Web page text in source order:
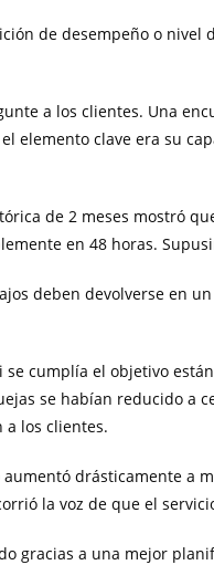
de desempeño o
a los clientes. Una
elemento clave era su
de 2 meses mostró
en 48 horas.
deben devolverse en
cumplía el objetivo
se habían reducido a
a los clientes.
drásticamente a
la voz de que el
gracias a una mejor